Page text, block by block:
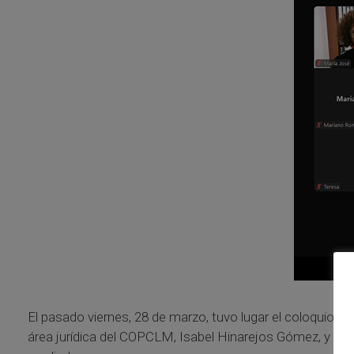
El pasado viernes, 28 de marzo, tuvo lugar el coloquio
área jurídica del COPCLM, Isabel Hinarejos Gómez, y